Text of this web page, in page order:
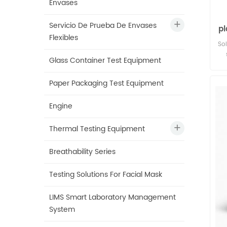
Envases
Servicio De Prueba De Envases
Flexibles
Glass Container Test Equipment
Paper Packaging Test Equipment
Engine
Thermal Testing Equipment
Breathability Series
Testing Solutions For Facial Mask
LIMS Smart Laboratory Management
System